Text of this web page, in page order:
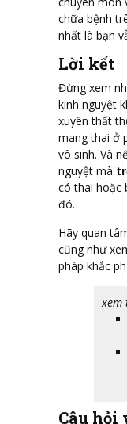
chữa bệnh
nhất là bạn
Lời kết
Đừng xem
kinh nguyệt
xuyên thất
mang thai ở
vô sinh. Và
nguyệt mà
có thai hoặc
đó.
Hãy quan
cũng như
pháp khắc
xem
Câu hỏi